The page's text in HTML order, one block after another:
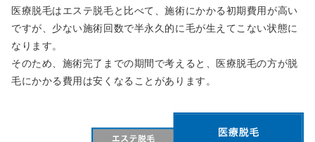
医療脱毛はエステ脱毛と比べて、施術にかかる初期費用が高い
ですが、少ない施術回数で半永久的に毛が生えてこない状態に
なります。
そのため、施術完了までの期間で考えると、医療脱毛の方が脱
毛にかかる費用は安くなることがあります。